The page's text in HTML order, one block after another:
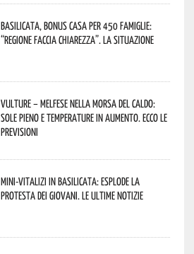
Basilicata, Bonus casa per 450 famiglie:
“Regione faccia chiarezza”. La situazione
Vulture – melfese nella morsa del caldo:
sole pieno e temperature in aumento. Ecco le
previsioni
Mini-vitalizi in Basilicata: esplode la
protesta dei giovani. Le ultime notizie